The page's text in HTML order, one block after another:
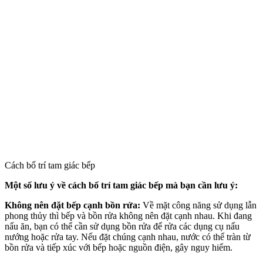
Cách bố trí tam giác bếp
Một số lưu ý về cách bố trí tam giác bếp mà bạn cần lưu ý:
Không nên đặt bếp cạnh bồn rửa: Về mặt công năng sử dụng lẫn
phong thủy thì bếp và bồn rửa không nên đặt cạnh nhau. Khi đang
nấu ăn, bạn có thể cần sử dụng bồn rửa để rửa các dụng cụ nấu
nướng hoặc rửa tay. Nếu đặt chúng cạnh nhau, nước có thể tràn từ
bồn rửa và tiếp xúc với bếp hoặc nguồn điện, gây nguy hiểm.